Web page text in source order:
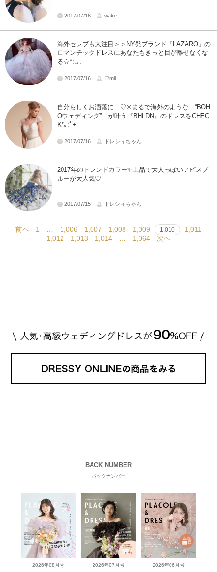
2017/07/16 wake
海外セレブも大注目＞＞NY発ブランド『LAZARO』の
ロマンチックドレスにあなたもきっと目が離せなくな
る☆*:.｡.
2017/07/16 ♡mii
自分らしくお洒落に…♡✳︎まるで海外のような “BOH
Oウェディング” が叶う『BHLDN』のドレスをCHEC
K*｡:ﾟ+
2017/07/16 ドレシィちゃん
2017年のトレンドカラー✨上品で大人っぽいアピスブ
ルーが大人気♡
2017/07/15 ドレシィちゃん
前へ 1 1,006 1,007 1,008 1,009 1,010
1,011
1,012
1,013 1,014 1,064 次へ
BACK NUMBER
バックナンバー
2026年08月号 2026年07月号 2026年06月号